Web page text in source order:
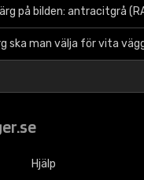
på bilden: antracitgrå
ska man välja för vita
Hjälp